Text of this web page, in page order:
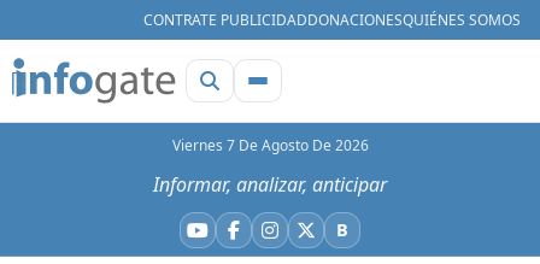
CONTRATE PUBLICIDADDONACIONESQUIÉNES SOMOS
Viernes 7 De Agosto De 2026
Informar, analizar, anticipar
YouTube
Facebook
Instagram
X BBluesky